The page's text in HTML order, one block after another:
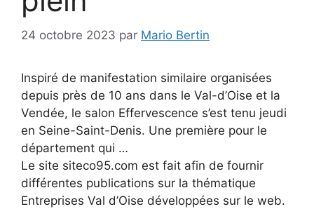
24 octobre 2023 par Mario Bertin
Inspiré de manifestation similaire organisées
depuis près de 10 ans dans le Val-d’Oise et la
Vendée, le salon Effervescence s’est tenu jeudi
en Seine-Saint-Denis. Une première pour le
département qui …
Le site siteco95.com est fait afin de fournir
différentes publications sur la thématique
Entreprises Val d’Oise développées sur le web.